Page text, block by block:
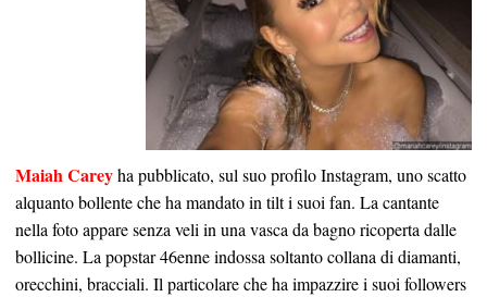
Maiah Careyha pubblicato, sul suo profilo Instagram, uno scatto
alquanto bollente che ha mandato in tilt i suoi fan. La cantante
nella foto appare senza veli in una vasca da bagno ricoperta dalle
bollicine. La popstar 46enne indossa soltanto collana di diamanti,
orecchini, bracciali. Il particolare che ha impazzire i suoi followers